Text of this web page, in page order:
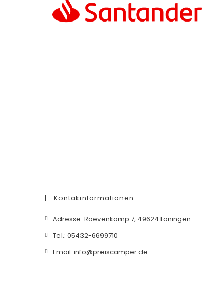
Kontakinformationen
Adresse: Roevenkamp 7, 49624 Löningen
Tel.: 05432-6699710
Email: info@preiscamper.de